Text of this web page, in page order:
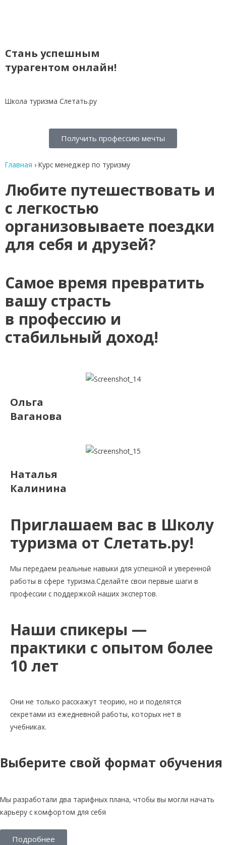
Стань успешным
турагентом онлайн!
Школа туризма Слетать.ру
Получить профессию мечты
Главная › Курс менеджер по туризму
Любите путешествовать и
с легкостью
организовываете поездки
для себя и друзей?
Самое время превратить
вашу страсть
в профессию и
стабильный доход!
Ольга
Ваганова
Наталья
Калинина
Приглашаем вас в Школу
туризма от Слетать.ру!
Мы передаем реальные навыки для успешной и уверенной
работы в сфере туризма.Сделайте свои первые шаги в
профессии с поддержкой наших экспертов.
Наши спикеры —
практики с опытом более
10 лет​
Они не только расскажут теорию, но и поделятся
секретами из ежедневной работы, которых нет в
учебниках.
Выберите свой формат обучения
Мы разработали два тарифных плана, чтобы вы могли начать
карьеру с комфортом для себя
Подробнее